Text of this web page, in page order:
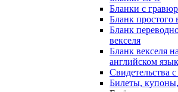
Бланки с
Бланк простого
Бланк
векселя
Бланк векселя на
английском
Свидетельства
Билеты,